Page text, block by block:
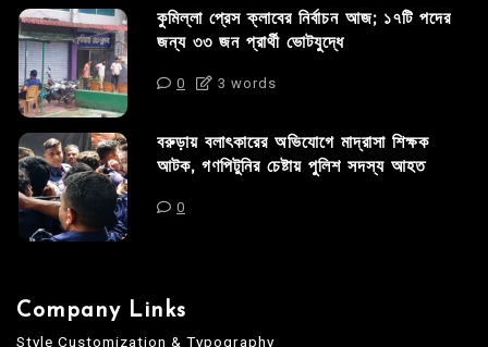
কুমিল্লা প্রেস ক্লাবের নির্বাচন আজ; ১৭টি পদের
জন্য ৩৩ জন প্রার্থী ভোটযুদ্ধে
0 3 words
বরুড়ায় বলাৎকারের অভিযোগে মাদ্রাসা শিক্ষক
আটক, গণপিটুনির চেষ্টায় পুলিশ সদস্য আহত
0
Company Links
Style Customization & Typography